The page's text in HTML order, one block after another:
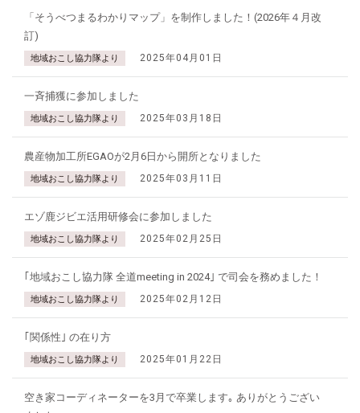
「そうべつまるわかりマップ」を制作しました！(2026年４月改
訂)
地域おこし協力隊より 2025年04月01日
一斉捕獲に参加しました
地域おこし協力隊より 2025年03月18日
農産物加工所EGAOが2月6日から開所となりました
地域おこし協力隊より 2025年03月11日
エゾ鹿ジビエ活用研修会に参加しました
地域おこし協力隊より 2025年02月25日
｢地域おこし協力隊 全道meeting in 2024｣ で司会を務めました！
地域おこし協力隊より 2025年02月12日
｢関係性｣ の在り方
地域おこし協力隊より 2025年01月22日
空き家コーディネーターを3月で卒業します｡ ありがとうござい